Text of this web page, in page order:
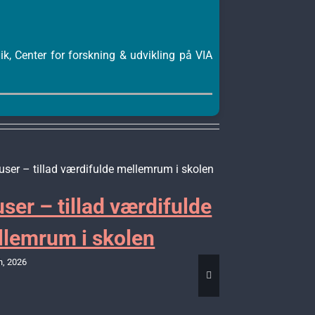
Center for forskning & udvikling på VIA
– tillad værdifulde
i skolen
2026